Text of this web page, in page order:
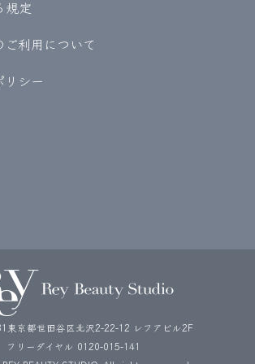
規定
利用について
リシー
東京都世田谷区北沢2-22-12 レフアビル2F
フリーダイヤル 0120-015-141